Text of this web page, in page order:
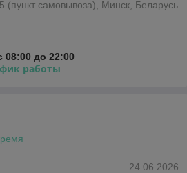
(пункт самовывоза), Минск, Беларусь
08:00 до 22:00
работы
24.06.2026